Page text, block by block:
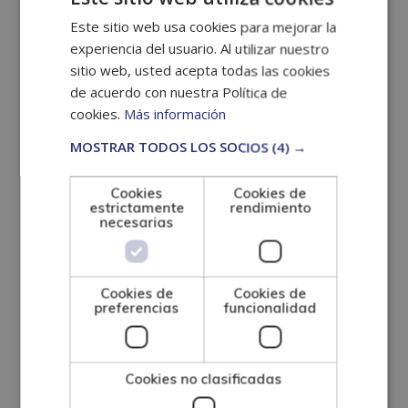
Representación de los trabajadores.
El trabajo y la salud: riesgos profesionales y
factores de riesgo.
Accidentes de trabajo y enfermedades
profesionales.
Marco normativo en materia de prevención de
riesgos laborales.
Organización del trabajo preventivo y
documentación.
¿Cómo se
Este sitio web usa cookies para mejorar la
experiencia del usuario. Al utilizar nuestro
sitio web, usted acepta todas las cookies
de acuerdo con nuestra Política de
cookies. Más información
MOSTRAR TODOS LOS SOCIOS (4) →
Cookies
estrictamente
necesarias
Cookies de
rendimiento
Cookies de
preferencias
Cookies de
funcionalidad
Cookies no clasificadas